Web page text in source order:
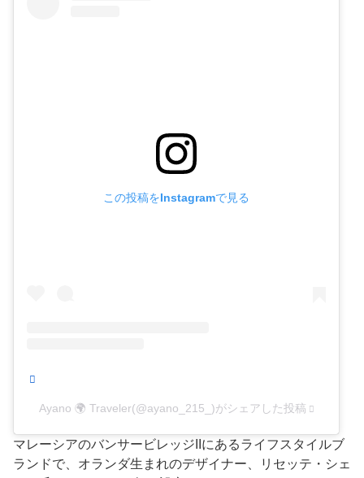
この投稿をInstagramで見る
Ayano 🌍 Traveler(@ayano_215_)がシェアした投稿
マレーシアのバンサービレッジIIにあるライフスタイルブ
ランドで、オランダ生まれのデザイナー、リセッテ・シェ